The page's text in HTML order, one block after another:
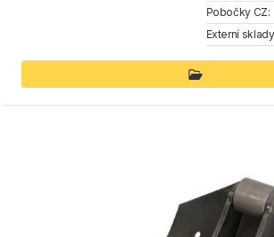
Pobočky CZ:
Externí